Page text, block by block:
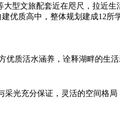
型文旅配套近在咫尺，拉近生
质高中，整体规划建成12所
质活水涵养，诠释湖畔的生活
光充分保证，灵活的空间格局